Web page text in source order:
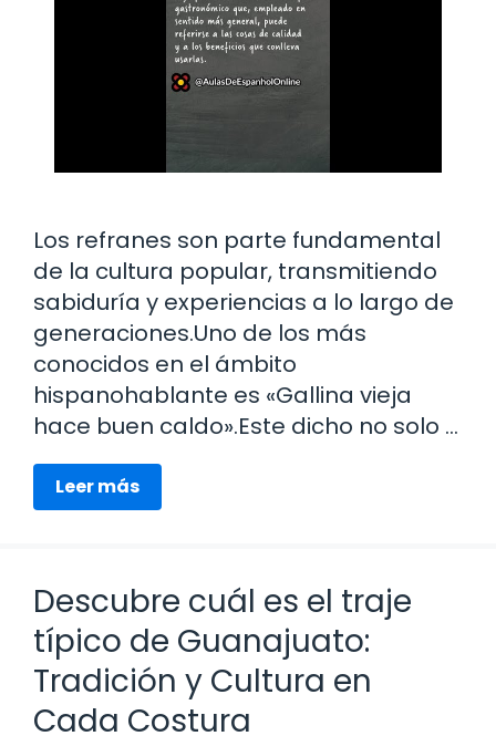
Los refranes son parte fundamental
de la cultura popular, transmitiendo
sabiduría y experiencias a lo largo de
generaciones.Uno de los más
conocidos en el ámbito
hispanohablante es «Gallina vieja
hace buen caldo».Este dicho no solo …
Leer más
Descubre cuál es el traje
típico de Guanajuato:
Tradición y Cultura en
Cada Costura